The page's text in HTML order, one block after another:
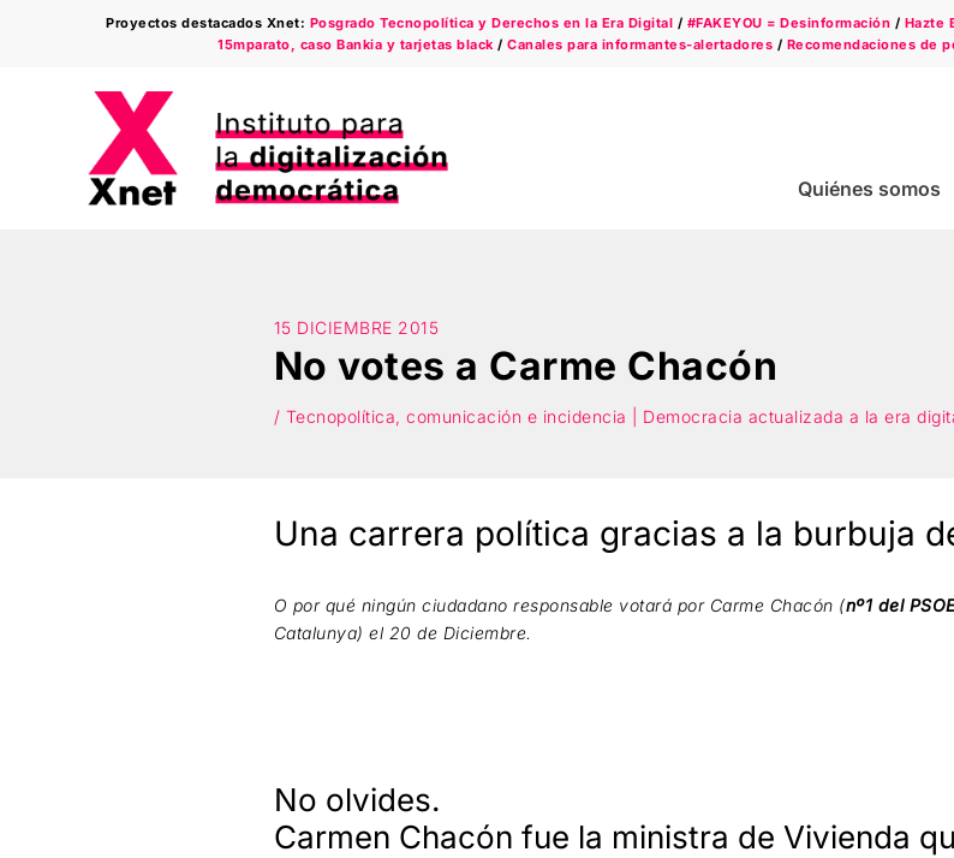
Proyectos destacados Xnet: Posgrado Tecnopolítica y Derechos en la Era Digital / #FAKEYOU = Desinformación / Hazte
15mparato, caso Bankia y tarjetas black /Canales para informantes-alertadores / Recomendaciones de
Quiénes somos
15 DICIEMBRE 2015
No votes a Carme Chacón
/ Tecnopolítica, comunicación e incidencia | Democracia actualizada a la era
Una carrera política gracias a la burbuja
O por qué ningún ciudadano responsable votará por Carme Chacón (nº1 del
Catalunya) el 20 de Diciembre.
No olvides.
Carmen Chacón fue la ministra de Vivienda